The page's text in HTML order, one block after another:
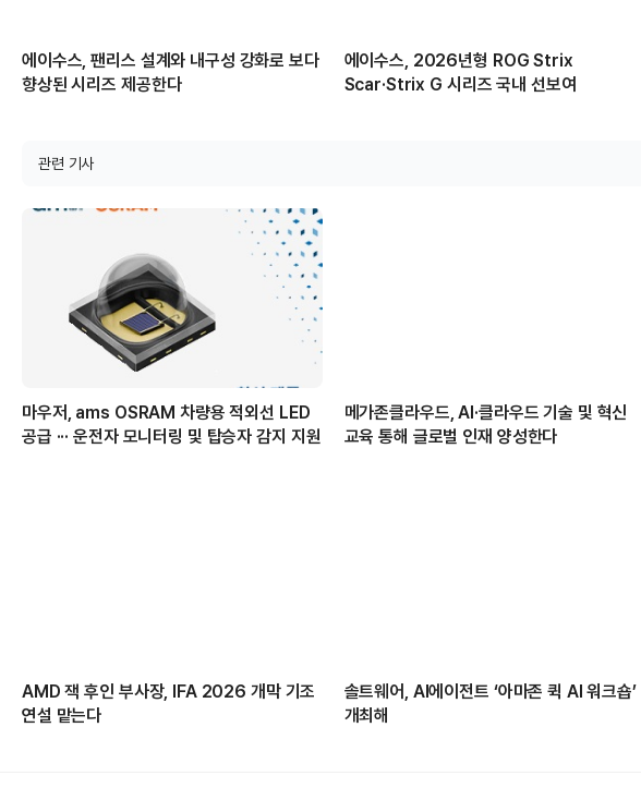
에이수스, 팬리스 설계와 내구성 강화로 보다
향상된 시리즈 제공한다
에이수스, 2026년형 ROG Strix
Scar·Strix G 시리즈 국내 선보여
관련 기사
마우저, ams OSRAM 차량용 적외선 LED
공급 ··· 운전자 모니터링 및 탑승자 감지 지원
메가존클라우드, AI·클라우드 기술 및 혁신
교육 통해 글로벌 인재 양성한다
AMD 잭 후인 부사장, IFA 2026 개막 기조
연설 맡는다
솔트웨어, AI에이전트 ‘아마존 퀵 AI 워크숍’
개최해